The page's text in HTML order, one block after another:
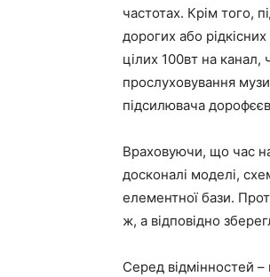
частотах. Крім того,
дорогих або
цілих 100вт на канал,
прослуховування
підсилювача
Враховуючи, що час
досконалі моделі,
елементної бази.
ж, а відповідно
Серед відмінностей